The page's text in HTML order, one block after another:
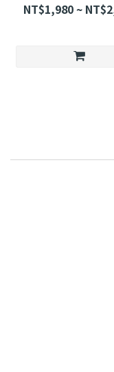
NT$1,980 ~